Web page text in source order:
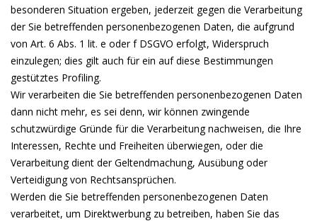
besonderen Situation ergeben, jederzeit gegen die Verarbeitung
der Sie betreffenden personenbezogenen Daten, die aufgrund
von Art. 6 Abs. 1 lit. e oder f DSGVO erfolgt, Widerspruch
einzulegen; dies gilt auch für ein auf diese Bestimmungen
gestütztes Profiling.
Wir verarbeiten die Sie betreffenden personenbezogenen Daten
dann nicht mehr, es sei denn, wir können zwingende
schutzwürdige Gründe für die Verarbeitung nachweisen, die Ihre
Interessen, Rechte und Freiheiten überwiegen, oder die
Verarbeitung dient der Geltendmachung, Ausübung oder
Verteidigung von Rechtsansprüchen.
Werden die Sie betreffenden personenbezogenen Daten
verarbeitet, um Direktwerbung zu betreiben, haben Sie das